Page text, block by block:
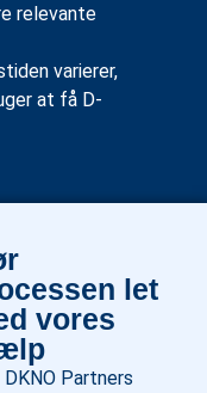
relevante
varierer,
at få D-
let
vores
DKNO Partners